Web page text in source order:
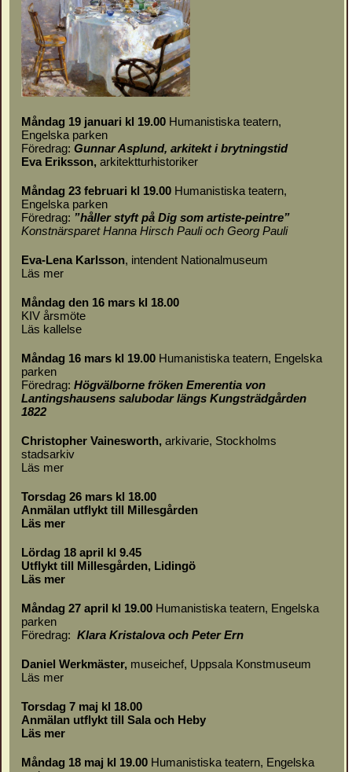
Måndag 19 januari kl 19.00 Humanistiska teatern,
Engelska parken
Föredrag: Gunnar Asplund, arkitekt i brytningstid
Eva Eriksson, arkitektturhistoriker
Måndag 23 februari kl 19.00 Humanistiska teatern,
Engelska parken
Föredrag: ”håller styft på Dig som artiste-peintre”
Konstnärsparet Hanna Hirsch Pauli och Georg Pauli
Eva-Lena Karlsson, intendent Nationalmuseum
Läs mer
Måndag den 16 mars kl 18.00
KIV årsmöte
Läs kallelse
Måndag 16 mars kl 19.00 Humanistiska teatern, Engelska
parken
Föredrag: Högvälborne fröken Emerentia von
Lantingshausens salubodar längs Kungsträdgården
1822
Christopher Vainesworth, arkivarie, Stockholms
stadsarkiv
Läs mer
Torsdag 26 mars kl 18.00
Anmälan utflykt till Millesgården
Läs mer
Lördag 18 april kl 9.45
Utflykt till Millesgården, Lidingö
Läs mer
Måndag 27 april kl 19.00 Humanistiska teatern, Engelska
parken
Föredrag: Klara Kristalova och Peter Ern
Daniel Werkmäster, museichef, Uppsala Konstmuseum
Läs mer
Torsdag 7 maj kl 18.00
Anmälan utflykt till Sala och Heby
Läs mer
Måndag 18 maj kl 19.00 Humanistiska teatern, Engelska